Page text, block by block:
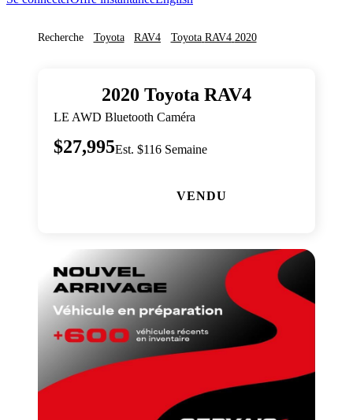
Recherche Toyota RAV4 Toyota RAV4 2020
2020 Toyota RAV4
LE AWD Bluetooth Caméra
$27,995Est. $116 Semaine
VENDU